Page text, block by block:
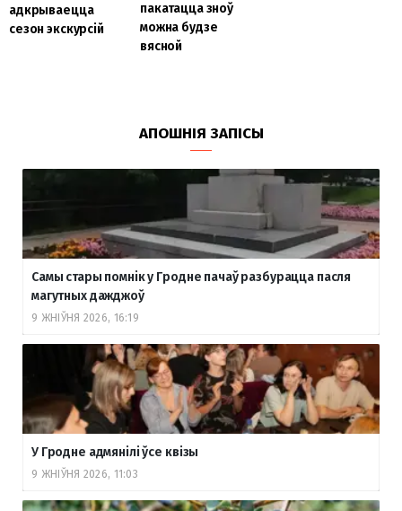
адкрываецца
сезон экскурсій
пакатацца зноў
можна будзе
вясной
АПОШНІЯ ЗАПІСЫ
Самы стары помнік у Гродне пачаў разбурацца пасля
магутных дажджоў
9 ЖНІЎНЯ 2026, 16:19
У Гродне адмянілі ўсе квізы
9 ЖНІЎНЯ 2026, 11:03